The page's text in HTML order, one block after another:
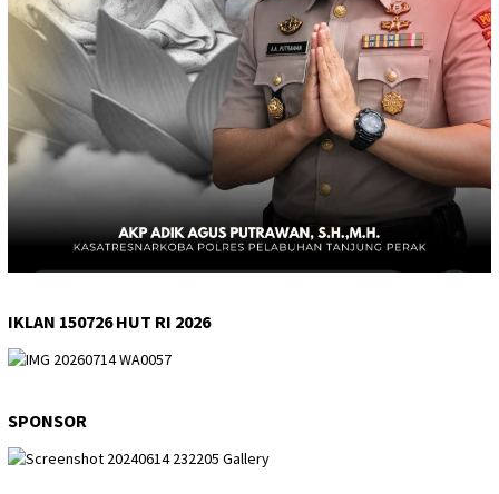
IKLAN 150726 HUT RI 2026
SPONSOR